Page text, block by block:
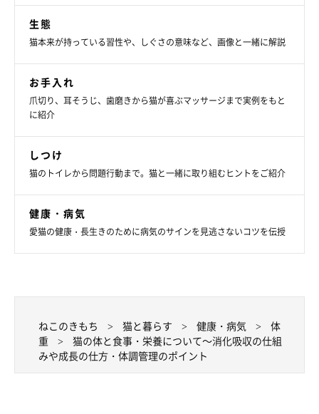
あるのと同様に、猫にも肥満度を判断する指標があります。下の
表は、猫の栄養状態の判定に用いられる指標の１つ、「ボディ・
コンディション・スコア（ＢＣＳ）」です。
体重や体の大きさは個体によってばらつきがあるので、ＢＣＳ
では肉付きなどから肥満度を判断します。飼い主の判断では、肥
満かどうかの判別が甘くなってしまうので、定期的に、獣医師に
肥満度をチェックしてもらいましょう。
肥満はさまざまな病気を呼び寄せます。体重が増えすぎないよ
うに、コントロールすることが大切です。
生態
猫本来が持っている習性や、しぐさの意味など、画像と一緒に解説
お手入れ
爪切り、耳そうじ、歯磨きから猫が喜ぶマッサージまで実例をもと
に紹介
しつけ
猫のトイレから問題行動まで。猫と一緒に取り組むヒントをご紹介
健康・病気
愛猫の健康・長生きのために病気のサインを見逃さないコツを伝授
ねこのきもち 猫と暮らす 健康・病気
体
重
猫の体と食事・栄養について～消化吸収の仕組
みや成長の仕方・体調管理のポイント